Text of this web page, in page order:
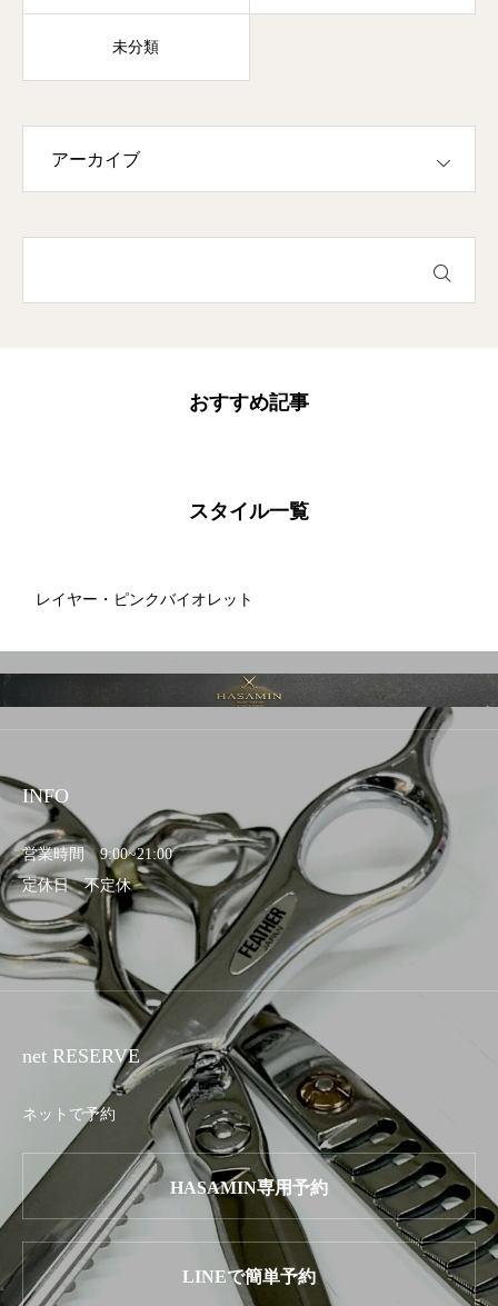
未分類
おすすめ記事
スタイル一覧
レイヤー・ピンクバイオレット
INFO
営業時間 9:00~21:00
定休日 不定休
net RESERVE
ネットで予約
HASAMIN専用予約
LINEで簡単予約